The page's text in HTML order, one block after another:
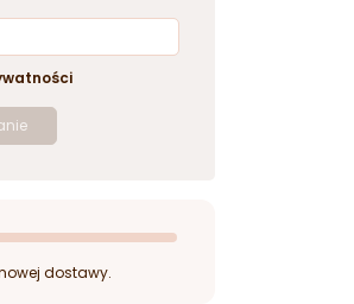
dostawy.